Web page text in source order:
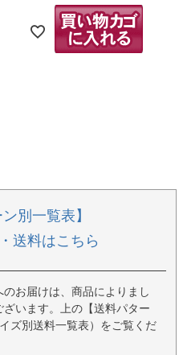
別一覧表】
送料はこちら
お届けは、商品によりまし
います。上の【送料パター
ズ別送料一覧表）をご覧くだ